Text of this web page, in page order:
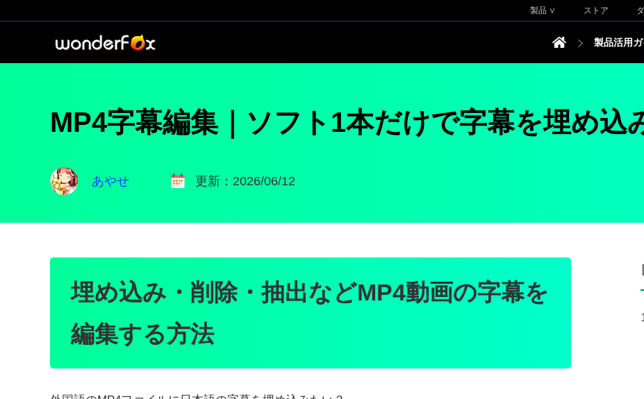
ストア
製品 ∨
製品活用
MP4字幕編集｜ソフト1本だけで字幕を埋め込
あやせ 更新：2026/06/12
埋め込み・削除・抽出などMP4動画の字幕を
編集する方法